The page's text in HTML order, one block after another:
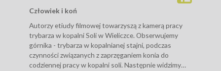
Człowiek i koń
Autorzy etiudy filmowej towarzyszą z kamerą pracy
trybarza w kopalni Soli w Wieliczce. Obserwujemy
górnika - trybarza w kopalnianej stajni, podczas
czynności związanych z zaprzęganiem konia do
codziennej pracy w kopalni soli. Następnie widzimy